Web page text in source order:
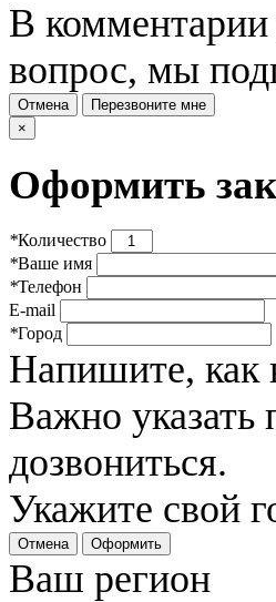
В комментарии
вопрос, мы
Отмена
Перезвоните мне
×
Оформить
*Количество
*Ваше имя
*Телефон
E-mail
*Город
Напишите, как
Важно
дозвониться.
Укажите свой
Отмена Оформить
Ваш регион